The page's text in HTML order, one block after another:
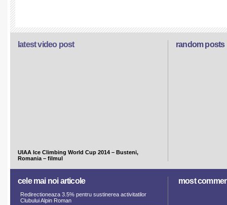
random posts
latest video post
UIAA Ice Climbing World Cup 2014 – Busteni,
Romania – filmul
cele mai noi articole
Redirectioneaza 3.5% pentru sustinerea activitatilor
Clubului Alpin Roman
most